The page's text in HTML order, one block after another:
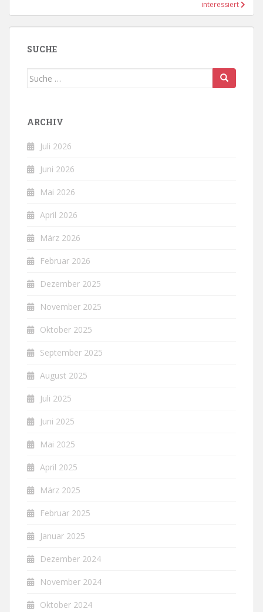
interessiert
SUCHE
Suche
ARCHIV
Juli 2026
Juni 2026
Mai 2026
April 2026
März 2026
Februar 2026
Dezember 2025
November 2025
Oktober 2025
September 2025
August 2025
Juli 2025
Juni 2025
Mai 2025
April 2025
März 2025
Februar 2025
Januar 2025
Dezember 2024
November 2024
Oktober 2024